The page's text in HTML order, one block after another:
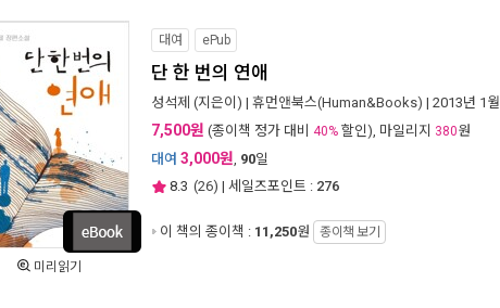
미리읽기
대여 ePub
단 한 번의 연애
성석제 (지은이) | 휴먼앤북스(Human&Books) | 2013년 1월
7,500원 (종이책 정가 대비 40% 할인), 마일리지 380원
대여 3,000원, 90일
8.3 (26) | 세일즈포인트 : 276
이 책의 종이책 : 11,250원 종이책 보기